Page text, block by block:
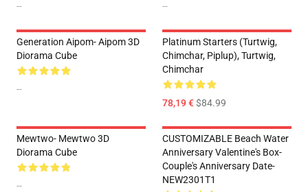
-- --
Generation Aipom- Aipom 3D
Diorama Cube
--
Platinum Starters (Turtwig,
Chimchar, Piplup), Turtwig,
Chimchar
78,19 €$84.99
Mewtwo- Mewtwo 3D
Diorama Cube
--
CUSTOMIZABLE Beach Water
Anniversary Valentine's Box-
Couple's Anniversary Date-
NEW2301T1